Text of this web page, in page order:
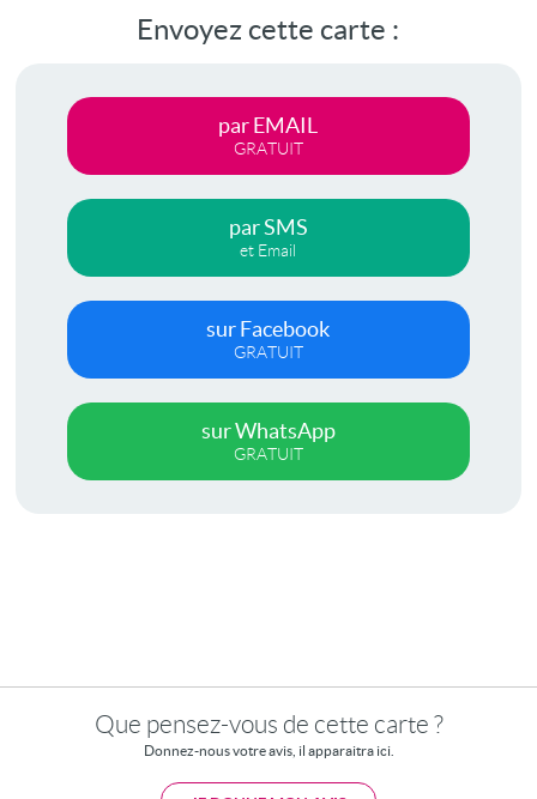
vidéo
Envoyez cette carte :
par EMAIL
GRATUIT
par SMS
et Email
sur Facebook
GRATUIT
sur WhatsApp
GRATUIT
Que pensez-vous de cette carte ?
Donnez-nous votre avis, il apparaitra ici.